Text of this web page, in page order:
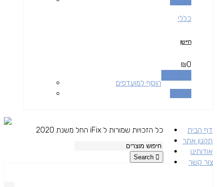
כללי
חיישן
₪0
הוסף למועדפים
דף הבית
תקנון אתר
אודותינו
צור קשר
כל הזכויות שמורות ל iFix החל משנת 2020
Search